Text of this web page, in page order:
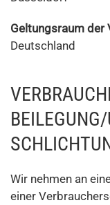
Geltungsraum der
Deutschland
Wir nehmen an
einer